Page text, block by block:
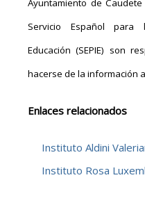
Ayuntamiento de
Servicio Español para
Educación (SEPIE) son
hacerse de la información
Enlaces relacionados
Instituto Aldini
Instituto Rosa